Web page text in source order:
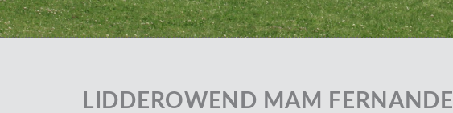
LIDDEROWEND MAM FERNANDE